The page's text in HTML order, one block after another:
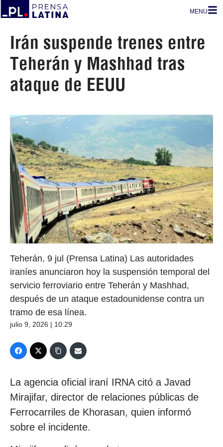
MENU
Irán suspende trenes entre
Teherán y Mashhad tras
ataque de EEUU
Teherán, 9 jul (Prensa Latina) Las autoridades
iraníes anunciaron hoy la suspensión temporal del
servicio ferroviario entre Teherán y Mashhad,
después de un ataque estadounidense contra un
tramo de esa línea.
julio 9, 2026 | 10:29
La agencia oficial iraní IRNA citó a Javad
Mirajifar, director de relaciones públicas de
Ferrocarriles de Khorasan, quien informó
sobre el incidente.